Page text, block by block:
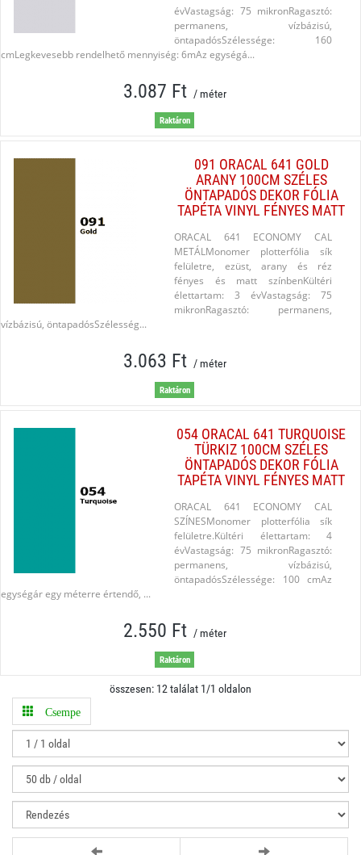
évVastagság: 75 mikronRagasztó:
permanens, vízbázisú,
öntapadósSzélessége: 160
cmLegkevesebb rendelhető mennyiség: 6mAz egységá...
3.087 Ft / méter
Raktáron
091 ORACAL 641 GOLD
ARANY 100CM SZÉLES
ÖNTAPADÓS DEKOR FÓLIA
TAPÉTA VINYL FÉNYES MATT
ORACAL 641 ECONOMY CAL
METÁLMonomer plotterfólia sík
felületre, ezüst, arany és réz
fényes és matt színbenKültéri
élettartam: 3 évVastagság: 75
mikronRagasztó: permanens,
vízbázisú, öntapadósSzélesség...
3.063 Ft / méter
Raktáron
054 ORACAL 641 TURQUOISE
TÜRKIZ 100CM SZÉLES
ÖNTAPADÓS DEKOR FÓLIA
TAPÉTA VINYL FÉNYES MATT
ORACAL 641 ECONOMY CAL
SZÍNESMonomer plotterfólia sík
felületre.Kültéri élettartam: 4
évVastagság: 75 mikronRagasztó:
permanens, vízbázisú,
öntapadósSzélessége: 100 cmAz
egységár egy méterre értendő, ...
2.550 Ft / méter
Raktáron
összesen: 12 találat 1/1 oldalon
Csempe